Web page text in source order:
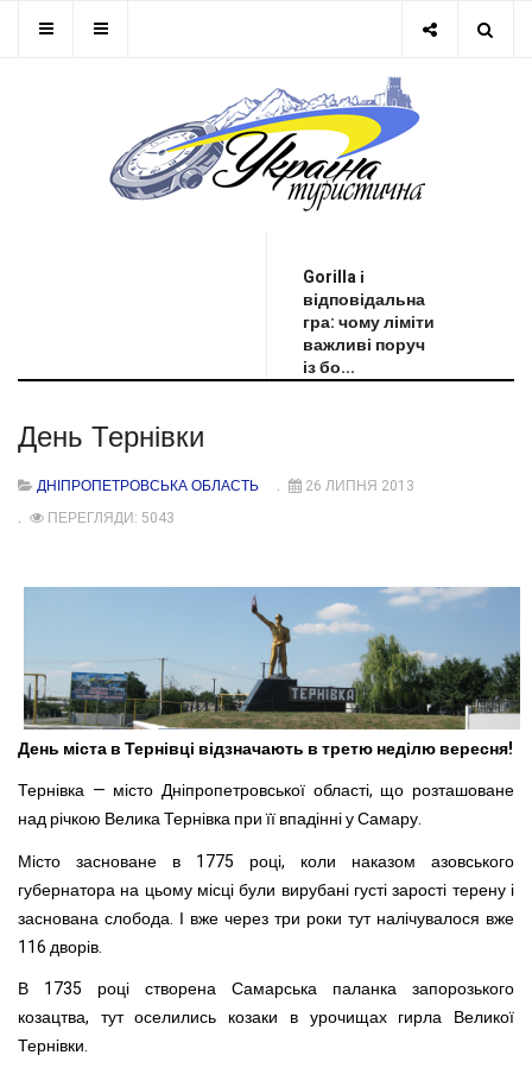
Gorilla і
відповідальна
гра: чому ліміти
важливі поруч
із бо...
День Тернівки
ДНІПРОПЕТРОВСЬКА ОБЛАСТЬ
26 ЛИПНЯ 2013
ПЕРЕГЛЯДИ: 5043
День міста в Тернівці відзначають в третю неділю вересня!
Тернівка — місто Дніпропетровської області, що розташоване
над річкою Велика Тернівка при її впадінні у Самару.
Місто засноване в 1775 році, коли наказом азовського
губернатора на цьому місці були вирубані густі зарості терену і
заснована слобода. І вже через три роки тут налічувалося вже
116 дворів.
В 1735 році створена Самарська паланка запорозького
козацтва, тут оселились козаки в урочищах гирла Великої
Тернівки.